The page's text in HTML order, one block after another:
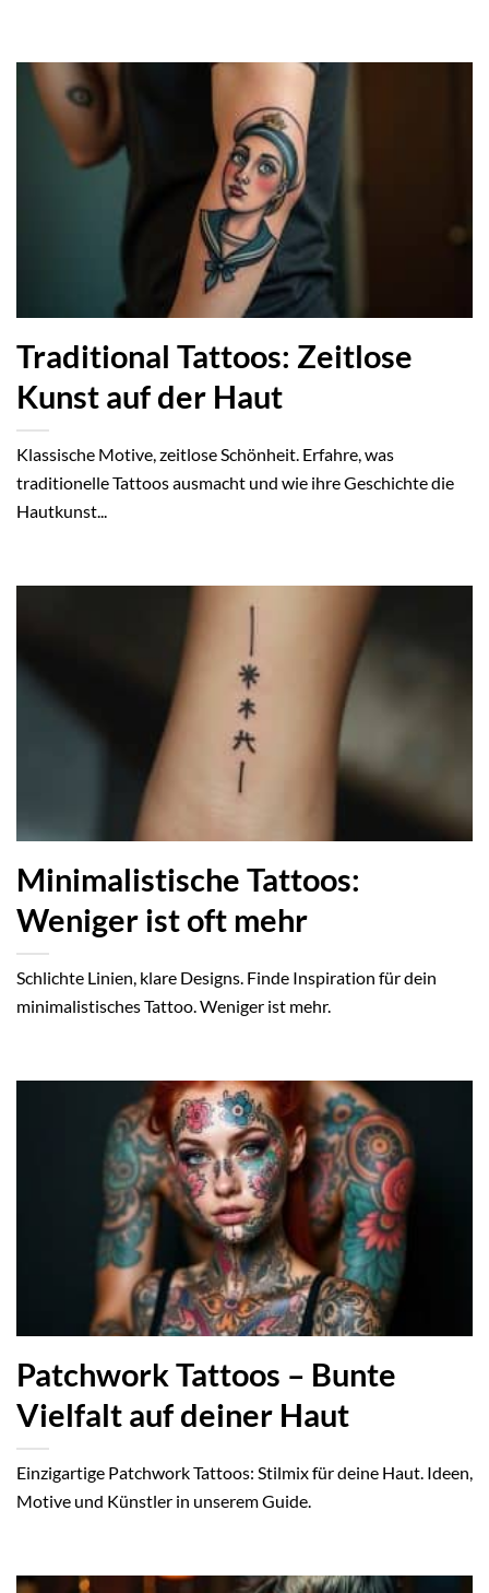
Traditional Tattoos: Zeitlose
Kunst auf der Haut
Klassische Motive, zeitlose Schönheit. Erfahre, was
traditionelle Tattoos ausmacht und wie ihre Geschichte die
Hautkunst...
Minimalistische Tattoos:
Weniger ist oft mehr
Schlichte Linien, klare Designs. Finde Inspiration für dein
minimalistisches Tattoo. Weniger ist mehr.
Patchwork Tattoos – Bunte
Vielfalt auf deiner Haut
Einzigartige Patchwork Tattoos: Stilmix für deine Haut. Ideen,
Motive und Künstler in unserem Guide.